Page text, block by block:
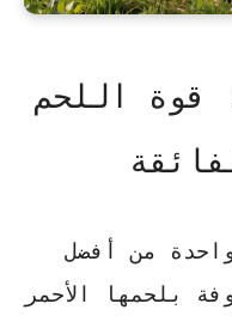
قوة اللحم
من أفضل
بلحمها الأحمر